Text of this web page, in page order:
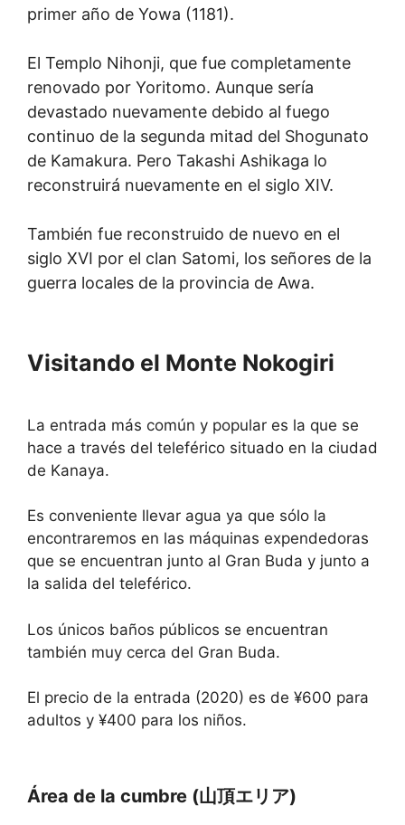
primer año de Yowa (1181).
El Templo Nihonji, que fue completamente
renovado por Yoritomo. Aunque sería
devastado nuevamente debido al fuego
continuo de la segunda mitad del Shogunato
de Kamakura. Pero Takashi Ashikaga lo
reconstruirá nuevamente en el siglo XIV.
También fue reconstruido de nuevo en el
siglo XVI por el clan Satomi, los señores de la
guerra locales de la provincia de Awa.
Visitando el Monte Nokogiri
La entrada más común y popular es la que se
hace a través del teleférico situado en la ciudad
de Kanaya.
Es conveniente llevar agua ya que sólo la
encontraremos en las máquinas expendedoras
que se encuentran junto al Gran Buda y junto a
la salida del teleférico.
Los únicos baños públicos se encuentran
también muy cerca del Gran Buda.
El precio de la entrada (2020) es de ¥600 para
adultos y ¥400 para los niños.
Área de la cumbre (山頂エリア)